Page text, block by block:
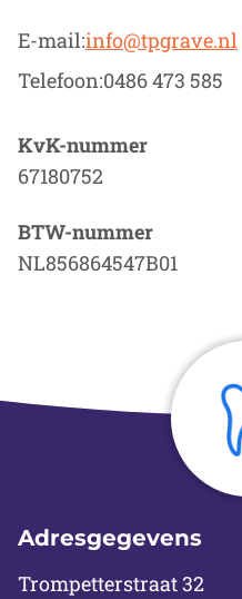
E-mail:info@tpgrave.nl
Telefoon:0486 473 585
KvK-nummer
67180752
BTW-nummer
NL856864547B01
Adresgegevens
Trompetterstraat 32